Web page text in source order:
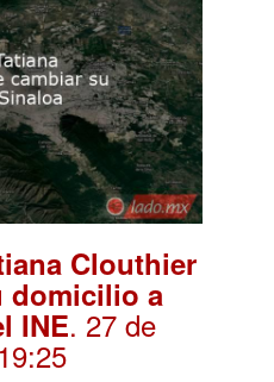
Clouthier
domicilio a
INE. 27 de